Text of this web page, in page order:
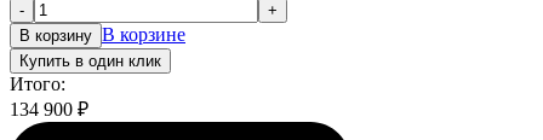
-
+
В корзину В корзине
Купить в один клик
Итого:
134 900 ₽